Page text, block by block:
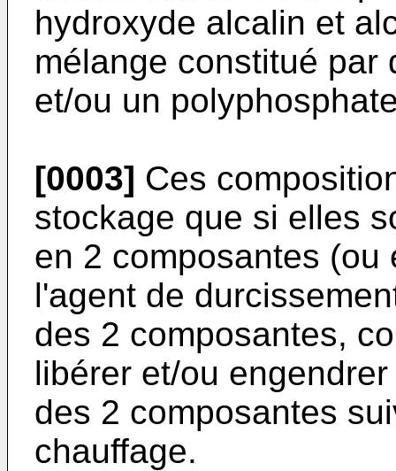
hydroxyde alcalin et
mélange constitué par
et/ou un
[0003] Ces
stockage que si elles
en 2 composantes (ou
l'agent de
des 2 composantes,
libérer et/ou
des 2 composantes
chauffage.